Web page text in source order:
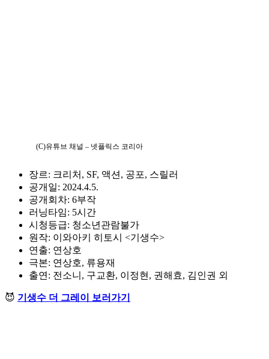
(C)유튜브 채널 – 넷플릭스 코리아
장르: 크리처, SF, 액션, 공포, 스릴러
공개일: 2024.4.5.
공개회차: 6부작
러닝타임: 5시간
시청등급: 청소년관람불가
원작: 이와아키 히토시 <기생수>
연출: 연상호
극본: 연상호, 류용재
출연: 전소니, 구교환, 이정현, 권해효, 김인권 외
😈 기생수 더 그레이 보러가기